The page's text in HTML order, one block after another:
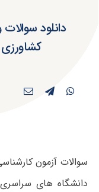
کشاورزی
سوالات آزمون